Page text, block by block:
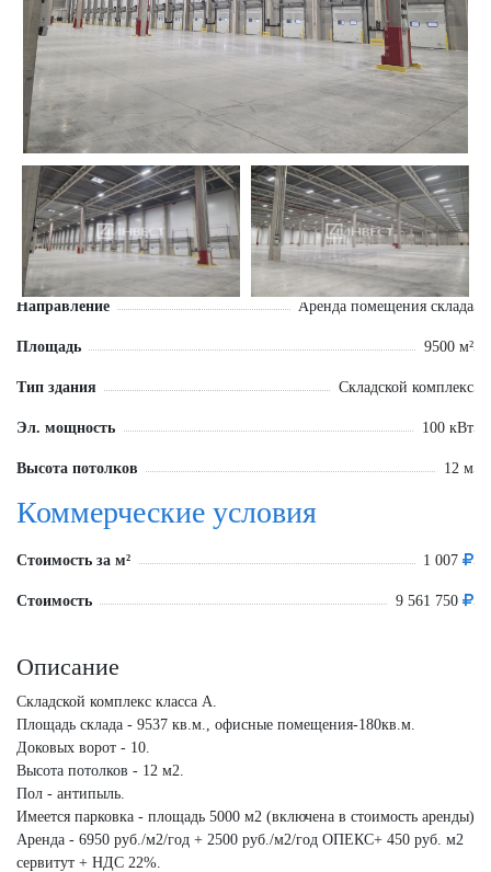
Направление Аренда помещения склада
Площадь 9500 м²
Тип здания Складской комплекс
Эл. мощность 100 кВт
Высота потолков 12 м
Коммерческие условия
Стоимость за м² 1 007
Стоимость 9 561 750
Описание
Складской комплекс класса А.
Площадь склада - 9537 кв.м., офисные помещения-180кв.м.
Доковых ворот - 10.
Высота потолков - 12 м2.
Пол - антипыль.
Имеется парковка - площадь 5000 м2 (включена в стоимость аренды)
Аренда - 6950 руб./м2/год + 2500 руб./м2/год ОПЕКС+ 450 руб. м2
сервитут + НДС 22%.